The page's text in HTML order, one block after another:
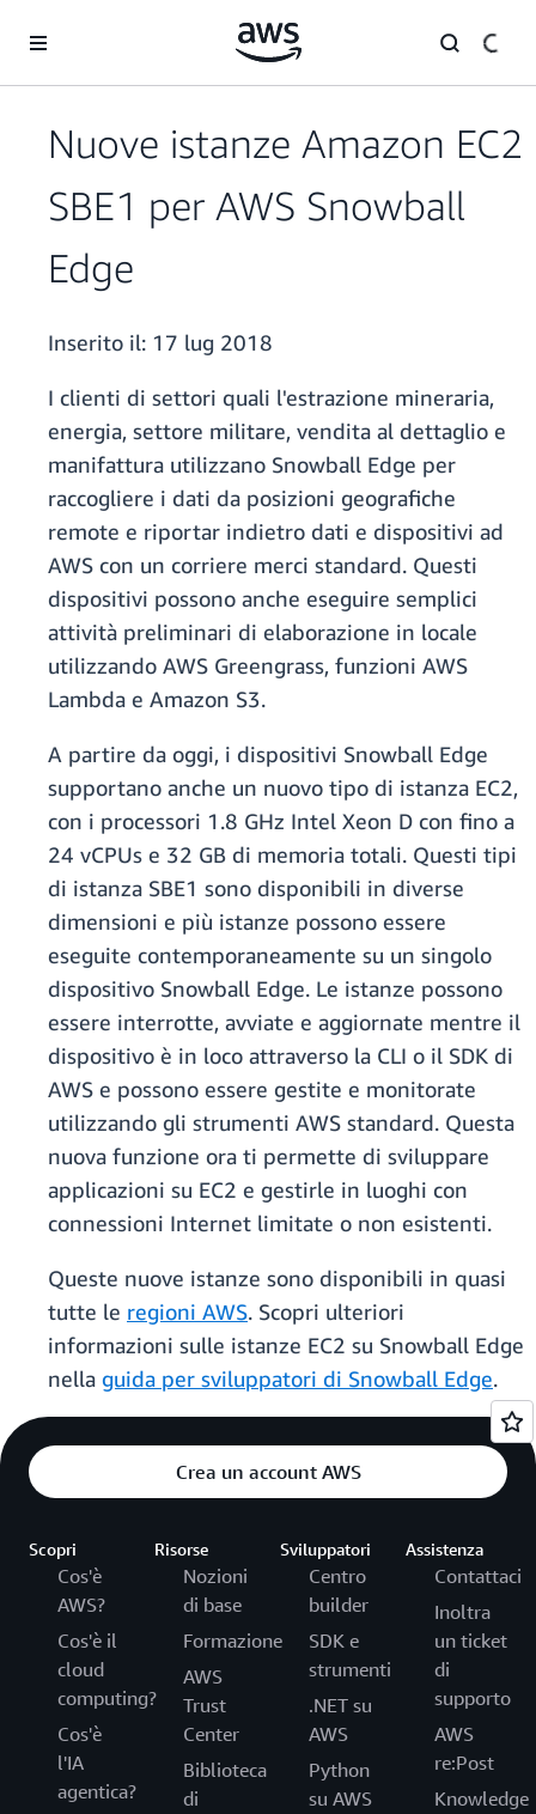
Nuove istanze Amazon EC2
SBE1 per AWS Snowball
Edge
Inserito il: 17 lug 2018
I clienti di settori quali l'estrazione mineraria,
energia, settore militare, vendita al dettaglio e
manifattura utilizzano Snowball Edge per
raccogliere i dati da posizioni geografiche
remote e riportar indietro dati e dispositivi ad
AWS con un corriere merci standard. Questi
dispositivi possono anche eseguire semplici
attività preliminari di elaborazione in locale
utilizzando AWS Greengrass, funzioni AWS
Lambda e Amazon S3.
A partire da oggi, i dispositivi Snowball Edge
supportano anche un nuovo tipo di istanza EC2,
con i processori 1.8 GHz Intel Xeon D con fino a
24 vCPUs e 32 GB di memoria totali. Questi tipi
di istanza SBE1 sono disponibili in diverse
dimensioni e più istanze possono essere
eseguite contemporaneamente su un singolo
dispositivo Snowball Edge. Le istanze possono
essere interrotte, avviate e aggiornate mentre il
dispositivo è in loco attraverso la CLI o il SDK di
AWS e possono essere gestite e monitorate
utilizzando gli strumenti AWS standard. Questa
nuova funzione ora ti permette di sviluppare
applicazioni su EC2 e gestirle in luoghi con
connessioni Internet limitate o non esistenti.
Queste nuove istanze sono disponibili in quasi
tutte le regioni AWS. Scopri ulteriori
informazioni sulle istanze EC2 su Snowball Edge
nella guida per sviluppatori di Snowball Edge.
Crea un account AWS
Scopri
Cos'è
AWS?
Cos'è il
cloud
computing?
Cos'è
l'IA
agentica?
Risorse
Nozioni
di base
Formazione
AWS
Trust
Center
Biblioteca
di
Sviluppatori
Centro
builder
SDK e
strumenti
.NET su
AWS
Python
su AWS
Assistenza
Contattaci
Inoltra
un ticket
di
supporto
AWS
re:Post
Knowledge